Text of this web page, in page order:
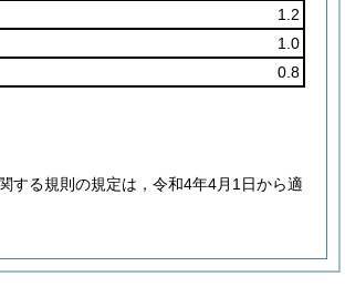
1.2
1.0
0.8
する規則の規定は，令和4年4月1日から適